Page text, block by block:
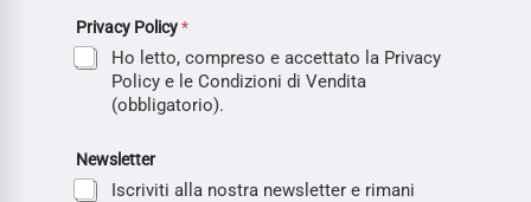
Privacy Policy*
Ho letto, compreso e accettato la Privacy
Policy e le Condizioni di Vendita
(obbligatorio).
Newsletter
Iscriviti alla nostra newsletter e rimani